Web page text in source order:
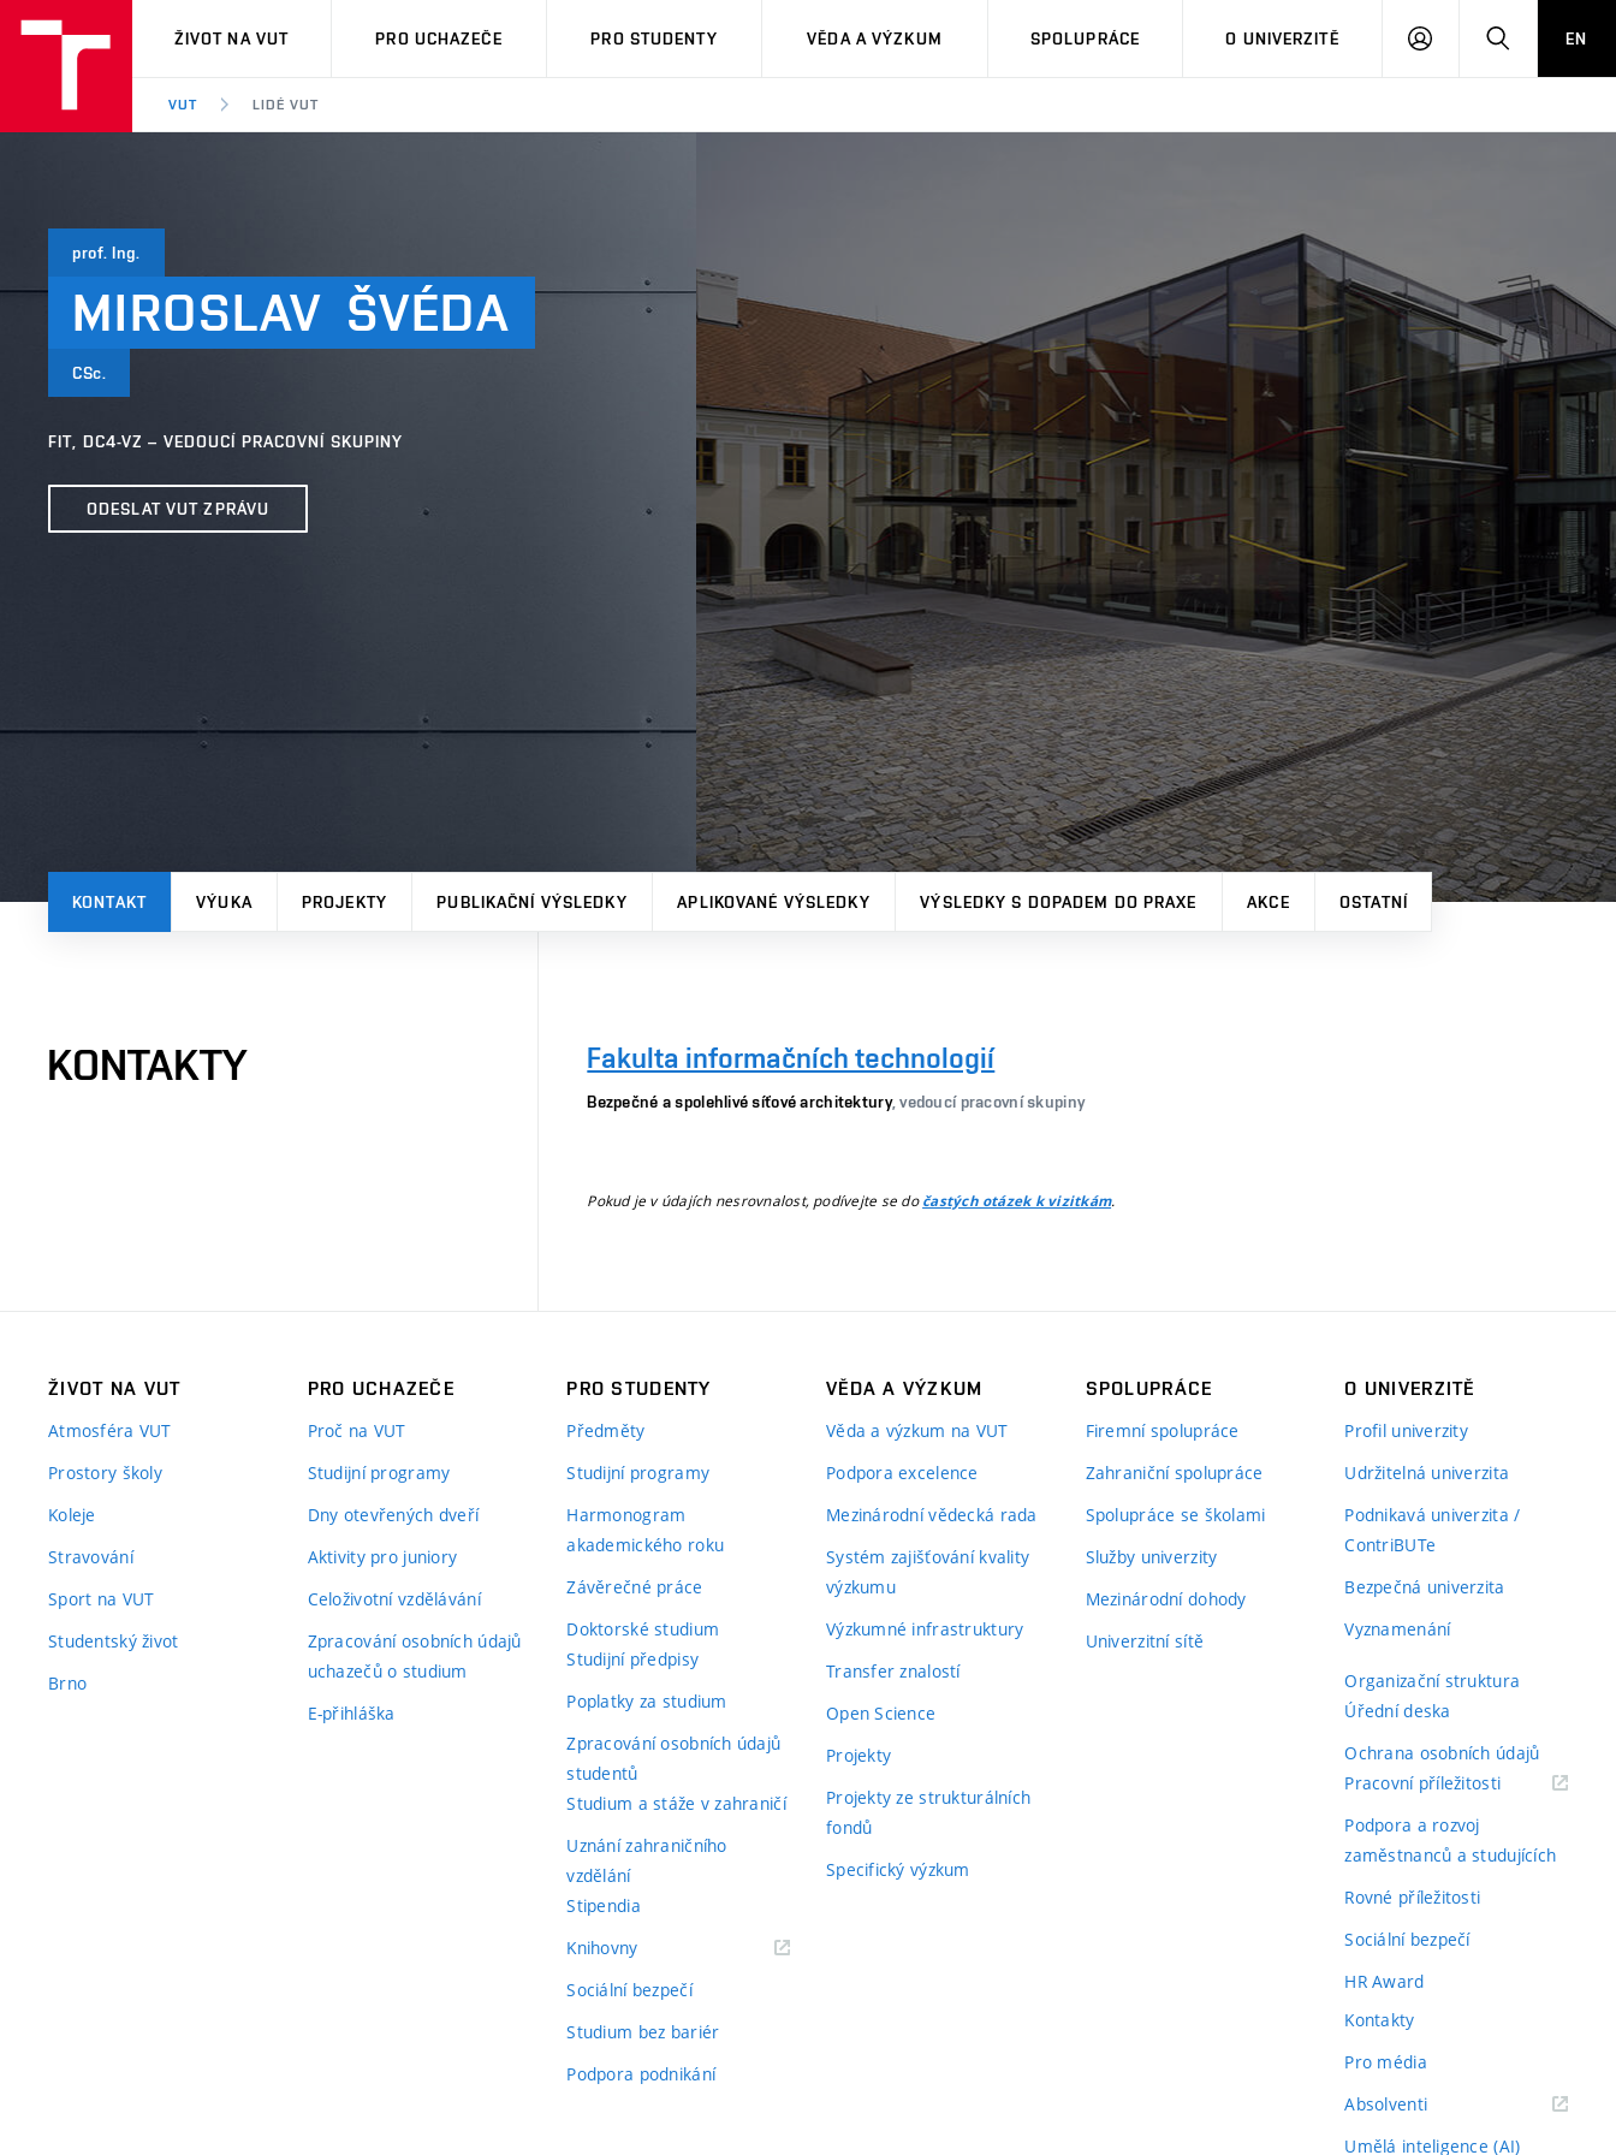
VUT
ŽIVOT NA VUT PRO UCHAZEČE PRO STUDENTY VĚDA A VÝZKUM SPOLUPRÁCE O UNIVERZITĚ
PŘIHLÁSIT HLEDATEN
VUT LIDÉ VUT
prof. Ing.
MIROSLAV ŠVÉDA
CSc.
FIT, DC4-VZ – VEDOUCÍ PRACOVNÍ SKUPINY
ODESLAT VUT ZPRÁVU
KONTAKT VÝUKA PROJEKTY PUBLIKAČNÍ VÝSLEDKY APLIKOVANÉ VÝSLEDKY VÝSLEDKY S DOPADEM DO PRAXE AKCE OSTATNÍ
KONTAKTY Fakulta informačních technologií
Bezpečné a spolehlivé síťové architektury, vedoucí pracovní skupiny
Pokud je v údajích nesrovnalost, podívejte se dočastých otázek k vizitkám.
ŽIVOT NA VUT
Atmosféra VUT
Prostory školy
Koleje
Stravování
Sport na VUT
Studentský život
Brno
PRO UCHAZEČE
Proč na VUT
Studijní programy
Dny otevřených dveří
Aktivity pro juniory
Celoživotní vzdělávání
Zpracování osobních údajů
uchazečů o studium
E-přihláška
PRO STUDENTY
Předměty
Studijní programy
Harmonogram
akademického roku
Závěrečné práce
Doktorské studium
Studijní předpisy
Poplatky za studium
Zpracování osobních údajů
studentů
Studium a stáže v zahraničí
Uznání zahraničního
vzdělání
Stipendia
Knihovny(externí
Sociální bezpečí
Studium bez bariér
Podpora podnikání
VĚDA A VÝZKUM
Věda a výzkum na VUT
Podpora excelence
Mezinárodní vědecká rada
Systém zajišťování kvality
výzkumu
Výzkumné infrastruktury
Transfer znalostí
Open Science
Projekty
Projekty ze strukturálních
fondů
Specifický výzkum
SPOLUPRÁCE
Firemní spolupráce
Zahraniční spolupráce
Spolupráce se školami
Služby univerzity
Mezinárodní dohody
Univerzitní sítě
O UNIVERZITĚ
Profil univerzity
Udržitelná univerzita
Podnikavá univerzita /
ContriBUTe
Bezpečná univerzita
Vyznamenání
Organizační struktura
Úřední deska
Ochrana osobních údajů
Pracovní příležitosti(externí
Podpora a rozvoj
zaměstnanců a studujících
Rovné příležitosti
Sociální bezpečí
HR Award
Kontakty
Pro média
Absolventi(externí
Umělá inteligence (AI)